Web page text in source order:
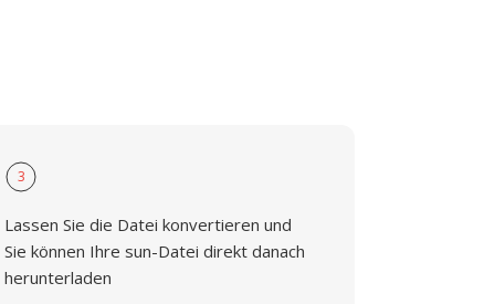
3
Lassen Sie die Datei konvertieren und
Sie können Ihre sun-Datei direkt danach
herunterladen